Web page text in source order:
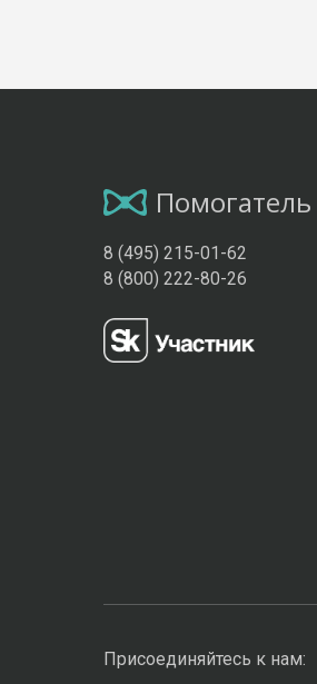
Помогатель
8 (495) 215-01-62
8 (800) 222-80-26
Присоединяйтесь к нам: